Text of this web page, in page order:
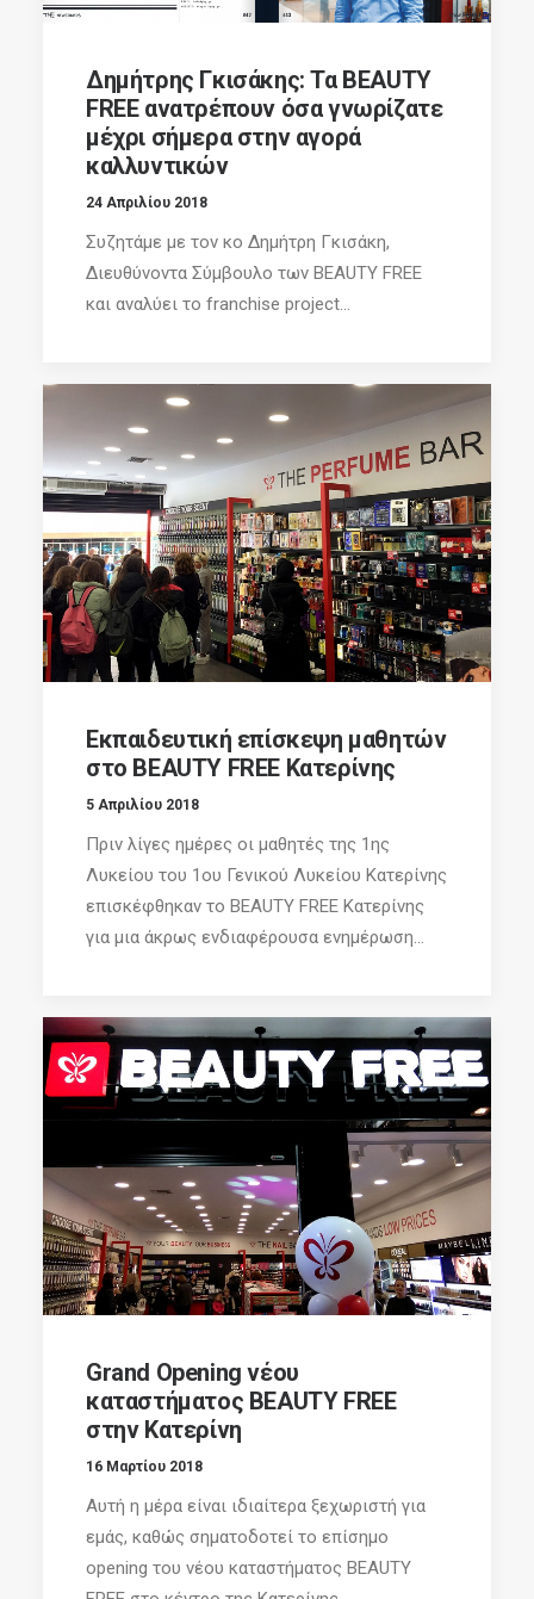
Δημήτρης Γκισάκης: Τα BEAUTY
FREE ανατρέπουν όσα γνωρίζατε
μέχρι σήμερα στην αγορά
καλλυντικών
24 Απριλίου 2018
Συζητάμε με τον κο Δημήτρη Γκισάκη,
Διευθύνοντα Σύμβουλο των BEAUTY FREE
και αναλύει το franchise project...
Εκπαιδευτική επίσκεψη μαθητών
στο BEAUTY FREE Κατερίνης
5 Απριλίου 2018
Πριν λίγες ημέρες οι μαθητές της 1ης
Λυκείου του 1ου Γενικού Λυκείου Κατερίνης
επισκέφθηκαν το BEAUTY FREE Κατερίνης
για μια άκρως ενδιαφέρουσα ενημέρωση...
Grand Opening νέου
καταστήματος BEAUTY FREE
στην Κατερίνη
16 Μαρτίου 2018
Αυτή η μέρα είναι ιδιαίτερα ξεχωριστή για
εμάς, καθώς σηματοδοτεί το επίσημο
opening του νέου καταστήματος BEAUTY